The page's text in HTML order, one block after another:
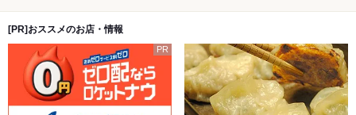
[PR]おススメのお店・情報
PR